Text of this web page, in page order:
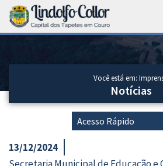
Ir para conteúdo principal
Conteúdo Principal
Você está em:
Notícias
13/12/2024